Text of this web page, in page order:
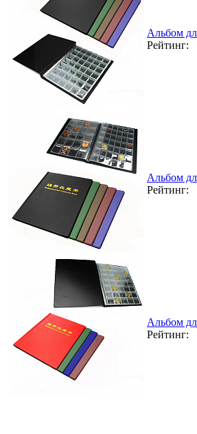
Альбом
Рейтинг:
Альбом
Рейтинг:
Альбом
Рейтинг: